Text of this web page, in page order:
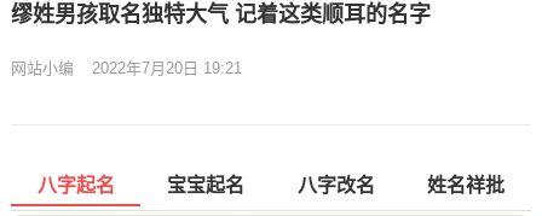
缪姓男孩取名独特大气 记着这类顺耳的名字
网站小编 2022年7月20日 19:21
八字起名 宝宝起名 八字改名 姓名祥批